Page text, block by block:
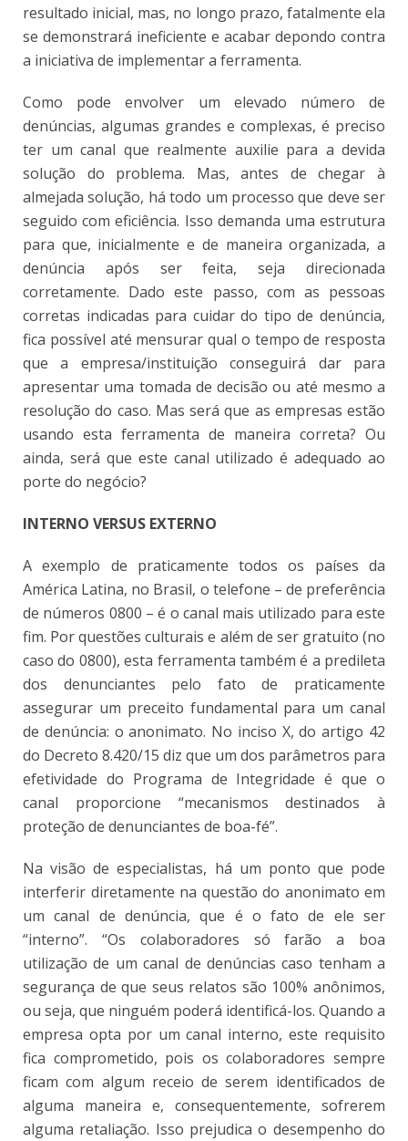
resultado inicial, mas, no longo prazo, fatalmente ela
se demonstrará ineficiente e acabar depondo contra
a iniciativa de implementar a ferramenta.
Como pode envolver um elevado número de
denúncias, algumas grandes e complexas, é preciso
ter um canal que realmente auxilie para a devida
solução do problema. Mas, antes de chegar à
almejada solução, há todo um processo que deve ser
seguido com eficiência. Isso demanda uma estrutura
para que, inicialmente e de maneira organizada, a
denúncia após ser feita, seja direcionada
corretamente. Dado este passo, com as pessoas
corretas indicadas para cuidar do tipo de denúncia,
fica possível até mensurar qual o tempo de resposta
que a empresa/instituição conseguirá dar para
apresentar uma tomada de decisão ou até mesmo a
resolução do caso. Mas será que as empresas estão
usando esta ferramenta de maneira correta? Ou
ainda, será que este canal utilizado é adequado ao
porte do negócio?
INTERNO VERSUS EXTERNO
A exemplo de praticamente todos os países da
América Latina, no Brasil, o telefone – de preferência
de números 0800 – é o canal mais utilizado para este
fim. Por questões culturais e além de ser gratuito (no
caso do 0800), esta ferramenta também é a predileta
dos denunciantes pelo fato de praticamente
assegurar um preceito fundamental para um canal
de denúncia: o anonimato. No inciso X, do artigo 42
do Decreto 8.420/15 diz que um dos parâmetros para
efetividade do Programa de Integridade é que o
canal proporcione “mecanismos destinados à
proteção de denunciantes de boa-fé”.
Na visão de especialistas, há um ponto que pode
interferir diretamente na questão do anonimato em
um canal de denúncia, que é o fato de ele ser
“interno”. “Os colaboradores só farão a boa
utilização de um canal de denúncias caso tenham a
segurança de que seus relatos são 100% anônimos,
ou seja, que ninguém poderá identificá-los. Quando a
empresa opta por um canal interno, este requisito
fica comprometido, pois os colaboradores sempre
ficam com algum receio de serem identificados de
alguma maneira e, consequentemente, sofrerem
alguma retaliação. Isso prejudica o desempenho do